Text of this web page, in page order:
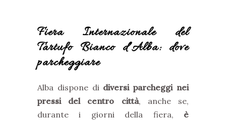
Fiera Internazionale del
Tartufo Bianco d’Alba: dove
parcheggiare
Alba dispone di diversi parcheggi nei
pressi del centro città, anche se,
durante i giorni della fiera, è